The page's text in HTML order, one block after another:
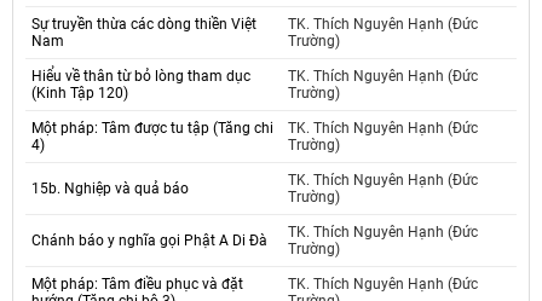
Sự truyền thừa các dòng thiền Việt
Nam
TK. Thích Nguyên Hạnh (Đức
Trường)
Hiểu về thân từ bỏ lòng tham dục
(Kinh Tập 120)
TK. Thích Nguyên Hạnh (Đức
Trường)
Một pháp: Tâm được tu tập (Tăng chi
4)
TK. Thích Nguyên Hạnh (Đức
Trường)
15b. Nghiệp và quả báo
TK. Thích Nguyên Hạnh (Đức
Trường)
Chánh báo y nghĩa gọi Phật A Di Đà
TK. Thích Nguyên Hạnh (Đức
Trường)
Một pháp: Tâm điều phục và đặt
TK. Thích Nguyên Hạnh (Đức